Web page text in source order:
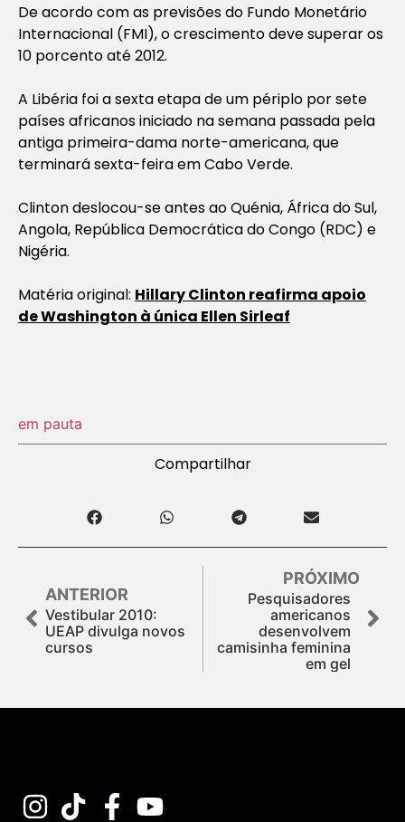
De acordo com as previsões do Fundo Monetário
Internacional (FMI), o crescimento deve superar os
10 porcento até 2012.
A Libéria foi a sexta etapa de um périplo por sete
países africanos iniciado na semana passada pela
antiga primeira-dama norte-americana, que
terminará sexta-feira em Cabo Verde.
Clinton deslocou-se antes ao Quénia, África do Sul,
Angola, República Democrática do Congo (RDC) e
Nigéria.
Matéria original: Hillary Clinton reafirma apoio
de Washington à única Ellen Sirleaf
em pauta
Compartilhar
ANTERIOR
Vestibular 2010:
UEAP divulga novos
cursos
PRÓXIMO
Pesquisadores
americanos
desenvolvem
camisinha feminina
em gel